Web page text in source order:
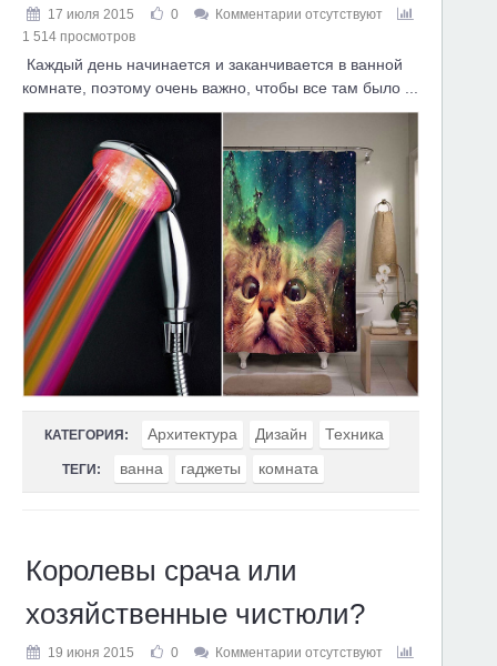
17 июля 2015 0
Комментарии отсутствуют
1 514 просмотров
Каждый день начинается и заканчивается в ванной
комнате, поэтому очень важно, чтобы все там было ...
КАТЕГОРИЯ: Архитектура Дизайн Техника
ТЕГИ: ванна гаджеты комната
Королевы срача или
хозяйственные чистюли?
19 июня 2015 0
Комментарии отсутствуют